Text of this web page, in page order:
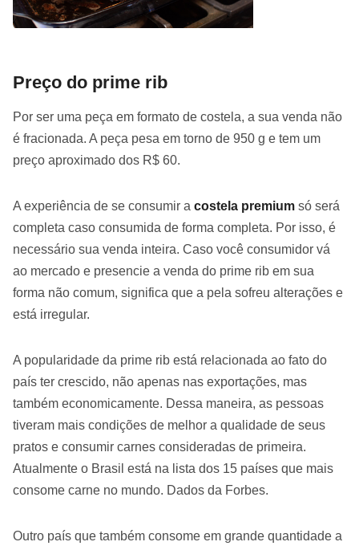
Preço do prime rib
Por ser uma peça em formato de costela, a sua venda não
é fracionada. A peça pesa em torno de 950 g e tem um
preço aproximado dos R$ 60.
A experiência de se consumir a costela premium só será
completa caso consumida de forma completa. Por isso, é
necessário sua venda inteira. Caso você consumidor vá
ao mercado e presencie a venda do prime rib em sua
forma não comum, significa que a pela sofreu alterações e
está irregular.
A popularidade da prime rib está relacionada ao fato do
país ter crescido, não apenas nas exportações, mas
também economicamente. Dessa maneira, as pessoas
tiveram mais condições de melhor a qualidade de seus
pratos e consumir carnes consideradas de primeira.
Atualmente o Brasil está na lista dos 15 países que mais
consome carne no mundo. Dados da Forbes.
Outro país que também consome em grande quantidade a